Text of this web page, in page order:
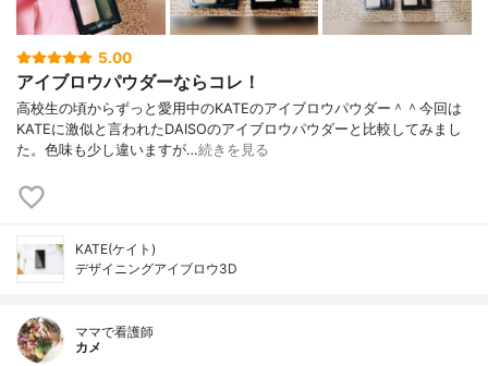
5.00
アイブロウパウダーならコレ！
高校生の頃からずっと愛用中のKATEのアイブロウパウダー＾＾今回は
KATEに激似と言われたDAISOのアイブロウパウダーと比較してみまし
た。色味も少し違いますが…続きを見る
KATE(ケイト)
デザイニングアイブロウ3D
ママで看護師
カメ